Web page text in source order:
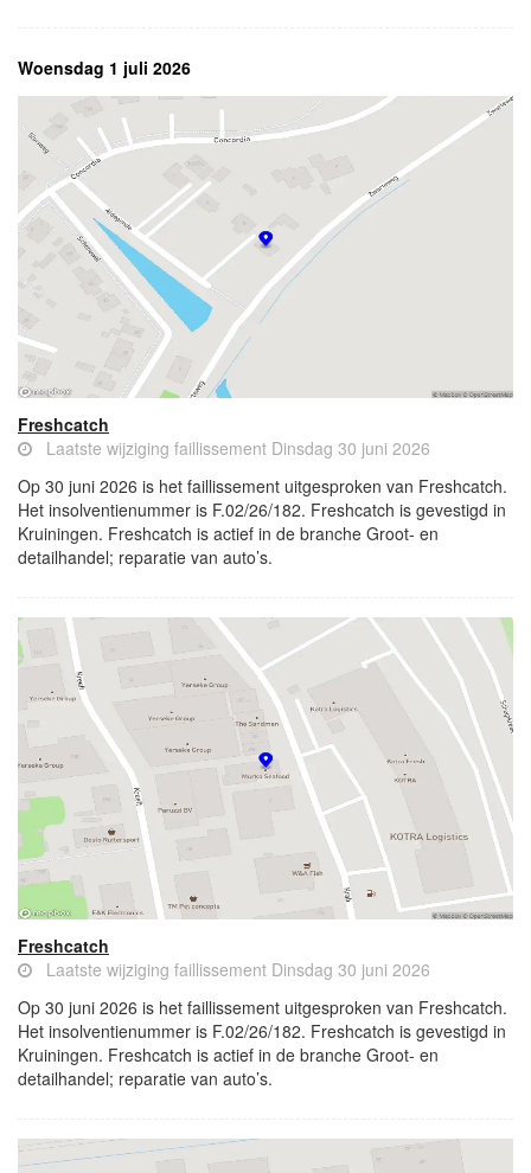
Woensdag 1 juli 2026
Freshcatch
Laatste wijziging faillissement Dinsdag 30 juni 2026
Op 30 juni 2026 is het faillissement uitgesproken van Freshcatch.
Het insolventienummer is F.02/26/182. Freshcatch is gevestigd in
Kruiningen. Freshcatch is actief in de branche Groot- en
detailhandel; reparatie van auto’s.
Freshcatch
Laatste wijziging faillissement Dinsdag 30 juni 2026
Op 30 juni 2026 is het faillissement uitgesproken van Freshcatch.
Het insolventienummer is F.02/26/182. Freshcatch is gevestigd in
Kruiningen. Freshcatch is actief in de branche Groot- en
detailhandel; reparatie van auto’s.